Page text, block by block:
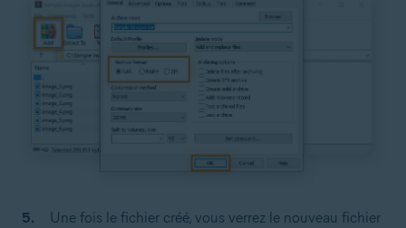
Une fois le fichier créé, vous verrez le nouveau fichier